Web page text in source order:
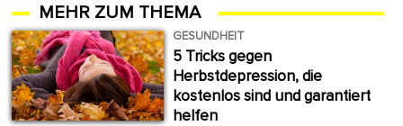
MEHR ZUM THEMA
GESUNDHEIT
5 Tricks gegen
Herbstdepression, die
kostenlos sind und garantiert
helfen